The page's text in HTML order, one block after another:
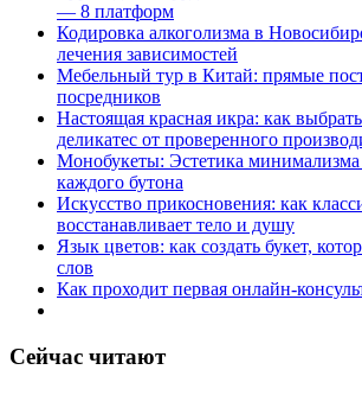
— 8 платформ
Кодировка алкоголизма в
лечения зависимостей
Мебельный тур в Китай: прямые
посредников
Настоящая красная икра: как
деликатес от проверенного
Монобукеты: Эстетика
каждого бутона
Искусство прикосновения: как
восстанавливает тело и душу
Язык цветов: как создать букет,
слов
Как проходит первая онлайн-
Сейчас читают